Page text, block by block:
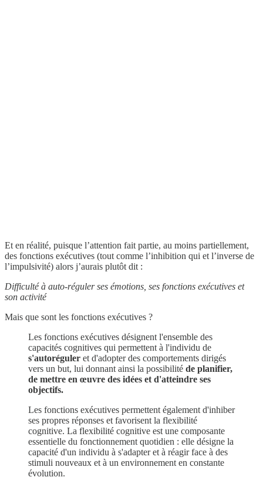
Et en réalité, puisque l’attention fait partie, au moins partiellement,
des fonctions exécutives (tout comme l’inhibition qui et l’inverse de
l’impulsivité) alors j’aurais plutôt dit :
Difficulté à auto-réguler ses émotions, ses fonctions exécutives et
son activité
Mais que sont les fonctions exécutives ?
Les fonctions exécutives désignent l'ensemble des
capacités cognitives qui permettent à l'individu de
s'autoréguler et d'adopter des comportements dirigés
vers un but, lui donnant ainsi la possibilité de planifier,
de mettre en œuvre des idées et d'atteindre ses
objectifs.
Les fonctions exécutives permettent également d'inhiber
ses propres réponses et favorisent la flexibilité
cognitive. La flexibilité cognitive est une composante
essentielle du fonctionnement quotidien : elle désigne la
capacité d'un individu à s'adapter et à réagir face à des
stimuli nouveaux et à un environnement en constante
évolution.